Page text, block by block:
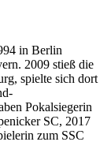
in Berlin
2009 stieß die
spielte sich dort
Pokalsiegerin
SC, 2017
zum SSC